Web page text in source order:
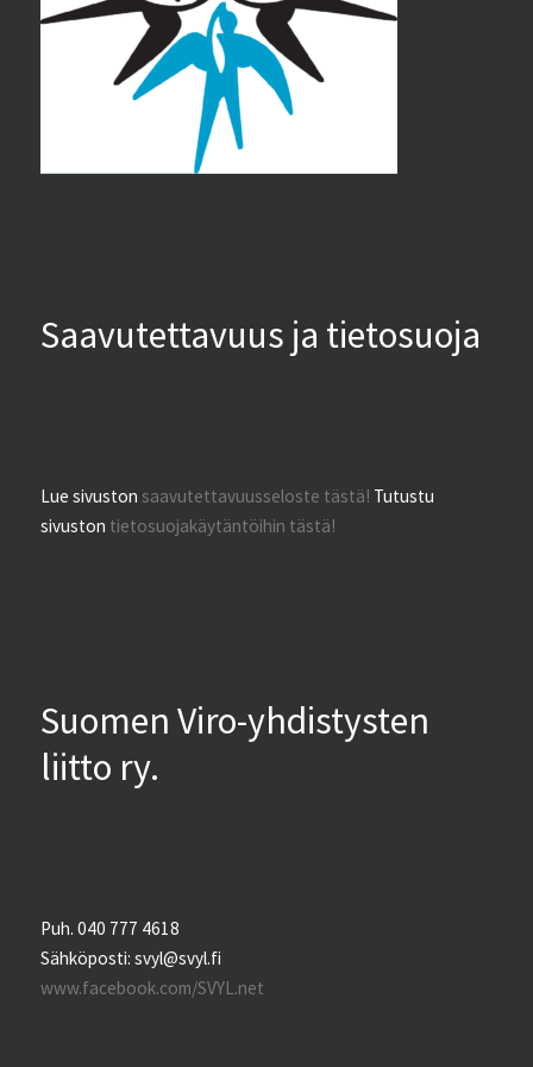
Saavutettavuus ja tietosuoja
Lue sivustonsaavutettavuusseloste tästä! Tutustu
sivuston tietosuojakäytäntöihin tästä!
Suomen Viro-yhdistysten
liitto ry.
Puh. 040 777 4618
Sähköposti: svyl@svyl.fi
www.facebook.com/SVYL.net